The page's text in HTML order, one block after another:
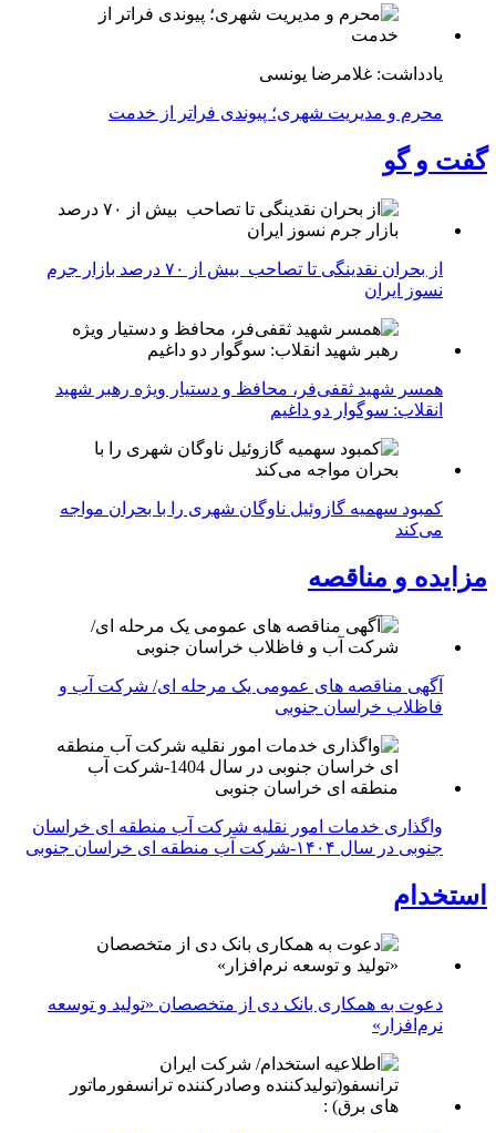
یادداشت: غلامرضا یونسی
محرم و مدیریت شهری؛ پیوندی فراتر از خدمت
گفت و گو
از بحران نقدینگی تا تصاحب بیش از ۷۰ درصد بازار جرم
نسوز ایران
همسر شهید ثقفی‌فر، محافظ و دستیار ویژه رهبر شهید
انقلاب: سوگوار دو داغیم
کمبود سهمیه گازوئیل ناوگان شهری را با بحران مواجه
می‌کند
مزایده و مناقصه
آگهی مناقصه های عمومی یک مرحله ای/ شرکت آب و
فاظلاب خراسان جنوبی
واگذاری خدمات امور نقلیه شرکت آب منطقه ای خراسان
جنوبی در سال ۱۴۰۴-شرکت آب منطقه ای خراسان جنوبی
استخدام
دعوت به همکاری بانک دی از متخصصان «تولید و توسعه
نرم‌افزار»